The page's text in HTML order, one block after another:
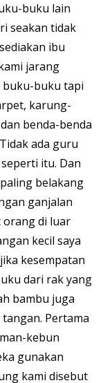
buku lain
seakan tidak
ibu
jarang
buku-buku tapi
karung-
benda-benda
ada guru
itu. Dan
belakang
ganjalan
orang di luar
kecil saya
kesempatan
dari rak yang
bambu juga
Pertama
kebun
gunakan
kami disebut